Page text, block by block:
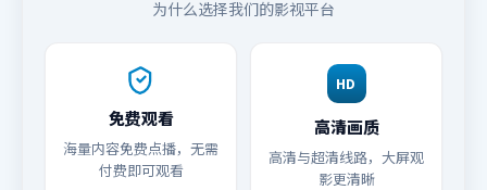
为什么选择我们的影视平台
免费观看
海量内容免费点播，无需
付费即可观看
HD
高清画质
高清与超清线路，大屏观
影更清晰